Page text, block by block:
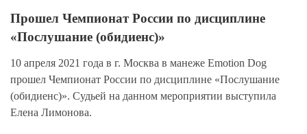
Прошел Чемпионат России по дисциплине
«Послушание (обидиенс)»
10 апреля 2021 года в г. Москва в манеже Emotion Dog
прошел Чемпионат России по дисциплине «Послушание
(обидиенс)». Судьей на данном мероприятии выступила
Елена Лимонова.